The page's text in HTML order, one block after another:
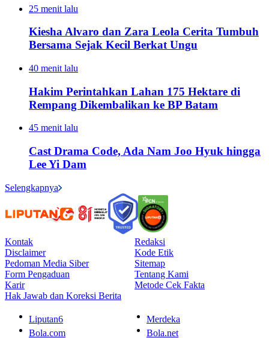
25 menit lalu
Kiesha Alvaro dan Zara Leola Cerita Tumbuh
Bersama Sejak Kecil Berkat Ungu
40 menit lalu
Hakim Perintahkan Lahan 175 Hektare di
Rempang Dikembalikan ke BP Batam
45 menit lalu
Cast Drama Code, Ada Nam Joo Hyuk hingga
Lee Yi Dam
Selengkapnya
Kontak
Redaksi
Disclaimer
Kode Etik
Pedoman Media Siber
Sitemap
Form Pengaduan
Tentang Kami
Karir
Metode Cek Fakta
Hak Jawab dan Koreksi Berita
Liputan6
Merdeka
Bola.com
Bola.net